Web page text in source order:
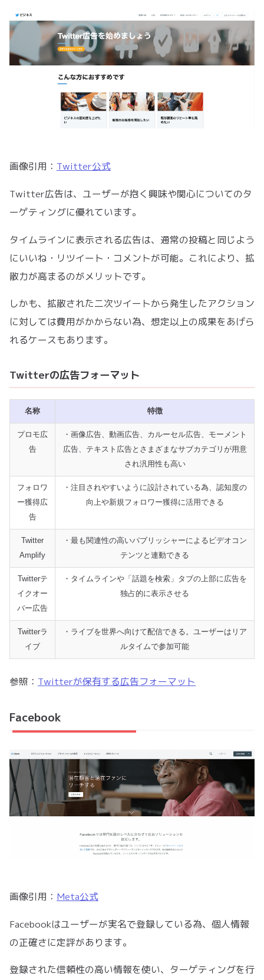
画像引用： Twitter公式
Twitter広告は、ユーザーが抱く興味や関心についてのタ
ーゲティングに優れています。
タイムラインに表示される広告は、通常の投稿と同じよう
にいいね・リツイート・コメントが可能。これにより、拡
散力が高まるのがメリットです。
しかも、拡散された二次ツイートから発生したアクション
に対しては費用がかからない為、想定以上の成果をあげら
れるケースもあります。
Twitterの広告フォーマット
名称 特徴
プロモ広
告
・画像広告、動画広告、カルーセル広告、モーメント
広告、テキスト広告とさまざまなサブカテゴリが用意
され汎用性も高い
フォロワ
ー獲得広
告
・注目されやすいように設計されている為、認知度の
向上や新規フォロワー獲得に活用できる
Twitter
Amplify
・最も関連性の高いパブリッシャーによるビデオコン
テンツと連動できる
Twitterテ
イクオー
バー広告
・タイムラインや「話題を検索」タブの上部に広告を
独占的に表示させる
Twitterラ
イブ
・ライブを世界へ向けて配信できる。ユーザーはリア
ルタイムで参加可能
参照： Twitterが保有する広告フォーマット
Facebook
画像引用： Meta公式
Facebookはユーザーが実名で登録している為、個人情報
の正確さに定評があります。
登録された信頼性の高い情報を使い、ターゲティングを行